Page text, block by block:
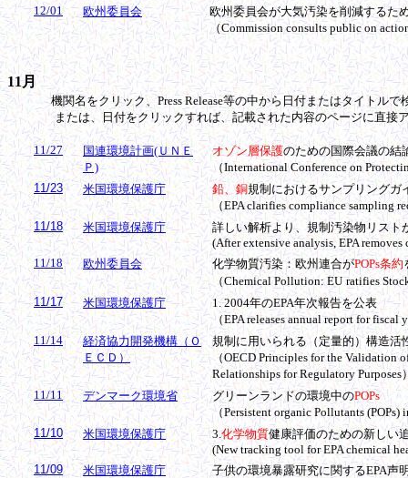
12/01
欧州委員会
欧州委員会が大気汚染を削減するた
（Commission consults public on
11月
機関名をクリック、Press Release等の中から日付またはタイトルで
または、日付をクリックすれば、記載された内容のページに直接ア
11/27
国連環境計画(ＵＮＥ
Ｐ)
オゾン層保護のための国際会議の結
（International Conference on
11/23
米国環境保護庁 鉛、銅規制におけるサンプリングガ
（EPA clarifies compliance sampling
11/18
米国環境保護庁
詳しい解析より、規制汚染物リスト
(After extensive analysis, EPA
11/18
欧州委員会 化学物質汚染：欧州連合がPOPs条約
（Chemical Pollution: EU ratifies
11/17
米国環境保護庁
1. 2004年のEPA年次報告を公表
（EPA releases annual report for fiscal
11/14
経済協力開発機構（Ｏ
ＥＣＤ）
規制に用いられる（定量的）構造活
（OECD Principles for the Validation
Relationships for Regulatory Purposes
11/11
デンマーク環境省 グリーンランドの環境中のPOPs
（Persistent organic Pollutants
11/10
米国環境保護庁 3.化学物質健康評価のための新しい
(New tracking tool for EPA chemical
11/09
米国環境保護庁 子供の環境暴露研究に関するEPA声